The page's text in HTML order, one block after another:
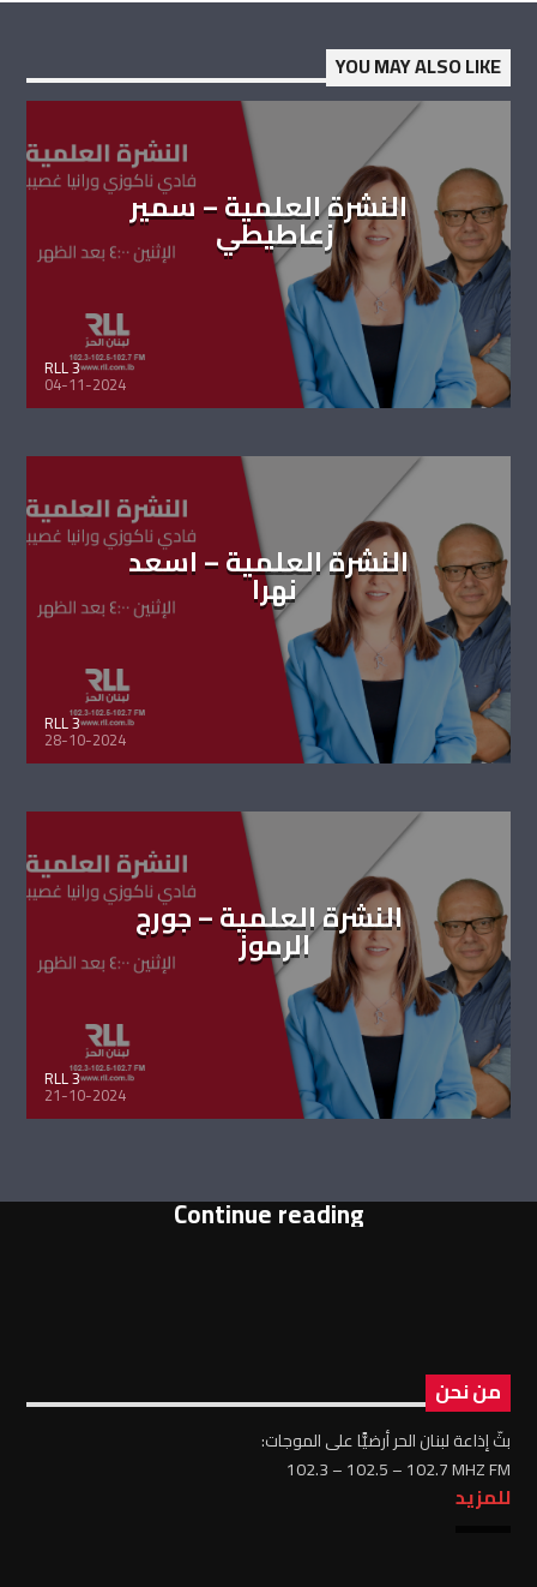
YOU MAY ALSO LIKE
النشرة العلمية – سمير
زعاطيطي
RLL 3
04-11-2024
النشرة العلمية – اسعد
نهرا
RLL 3
28-10-2024
النشرة العلمية – جورج
الرموز
RLL 3
21-10-2024
Continue reading
من نحن
بثّ إذاعة لبنان الحر أرضيًّا على الموجات:
102.3 – 102.5 – 102.7 MHZ FM
للمزيد